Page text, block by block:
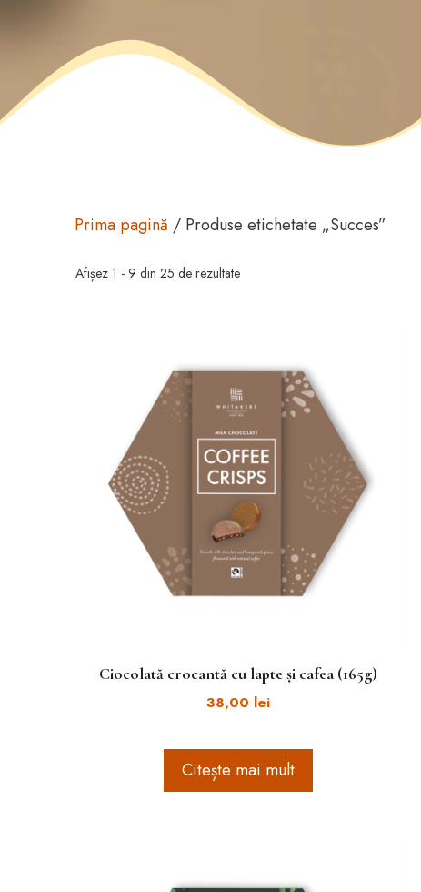
Prima pagină / Produse etichetate „Succes”
Afișez 1 - 9 din 25 de rezultate
Ciocolată crocantă cu lapte și cafea (165g)
38,00 lei
Citește mai mult